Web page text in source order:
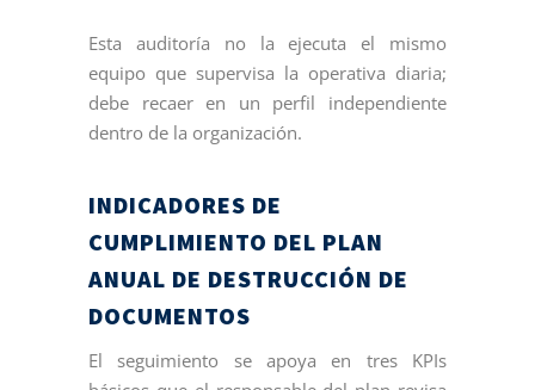
Esta auditoría no la ejecuta el mismo
equipo que supervisa la operativa diaria;
debe recaer en un perfil independiente
dentro de la organización.
INDICADORES DE
CUMPLIMIENTO DEL PLAN
ANUAL DE DESTRUCCIÓN DE
DOCUMENTOS
El seguimiento se apoya en tres KPIs